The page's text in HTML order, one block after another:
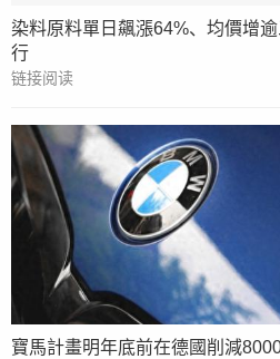
染料原料單日飆漲64%、均價增
行
链接阅读
寶馬計畫明年底前在德國削減